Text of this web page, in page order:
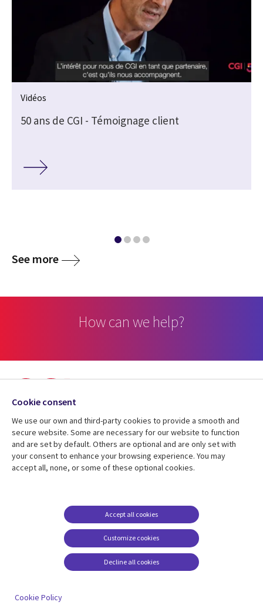
Vidéos
50 ans de CGI - Témoignage client
See more
How can we help?
Insights you can act on
Founded in 1976, CGI is among the largest IT and business
consulting services firms in the world. We are insights-driven and
outcomes-focused to help accelerate returns on your investments.
© 2026 CGI Inc.
Company
Discover more about
Keeping you informed
Cookie consent
We use our own and third-party cookies to provide a smooth and
secure website. Some are necessary for our website to function
and are set by default. Others are optional and are only set with
your consent to enhance your browsing experience. You may
accept all, none, or some of these optional cookies.
Customize cookies
Accept all cookies
Decline all cookies
Cookie Policy